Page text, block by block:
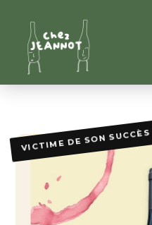
VICTIME DE SON SUCCÈS